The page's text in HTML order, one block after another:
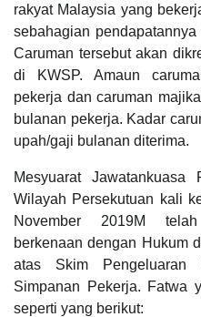
rakyat Malaysia yang
sebahagian
Caruman tersebut akan
di KWSP. Amaun
pekerja dan caruman
bulanan pekerja. Kadar
upah/gaji bulanan diterima.
Mesyuarat Jawatankuasa
Wilayah Persekutuan kali
November 2019M
berkenaan dengan Hukum
atas Skim Pengeluaran
Simpanan Pekerja. Fatwa
seperti yang berikut: